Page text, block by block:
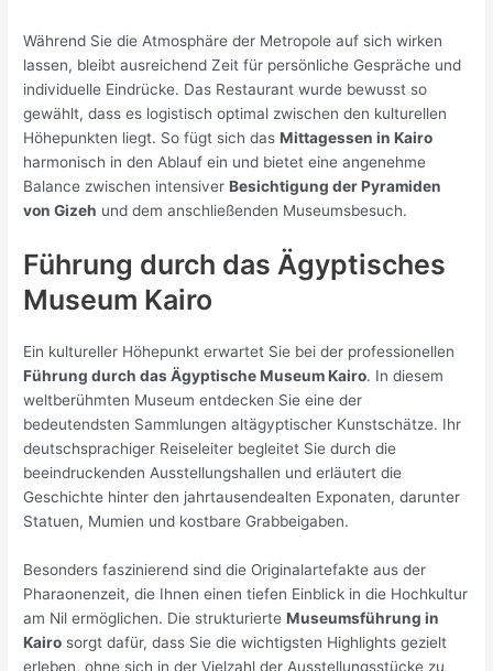
Während Sie die Atmosphäre der Metropole auf sich wirken
lassen, bleibt ausreichend Zeit für persönliche Gespräche und
individuelle Eindrücke. Das Restaurant wurde bewusst so
gewählt, dass es logistisch optimal zwischen den kulturellen
Höhepunkten liegt. So fügt sich dasMittagessen in Kairo
harmonisch in den Ablauf ein und bietet eine angenehme
Balance zwischen intensiverBesichtigung der Pyramiden
von Gizeh und dem anschließenden Museumsbesuch.
Führung durch das Ägyptisches
Museum Kairo
Ein kultureller Höhepunkt erwartet Sie bei der professionellen
Führung durch das Ägyptische Museum Kairo. In diesem
weltberühmten Museum entdecken Sie eine der
bedeutendsten Sammlungen altägyptischer Kunstschätze. Ihr
deutschsprachiger Reiseleiter begleitet Sie durch die
beeindruckenden Ausstellungshallen und erläutert die
Geschichte hinter den jahrtausendealten Exponaten, darunter
Statuen, Mumien und kostbare Grabbeigaben.
Besonders faszinierend sind die Originalartefakte aus der
Pharaonenzeit, die Ihnen einen tiefen Einblick in die Hochkultur
am Nil ermöglichen. Die strukturierteMuseumsführung in
Kairo sorgt dafür, dass Sie die wichtigsten Highlights gezielt
erleben, ohne sich in der Vielzahl der Ausstellungsstücke zu